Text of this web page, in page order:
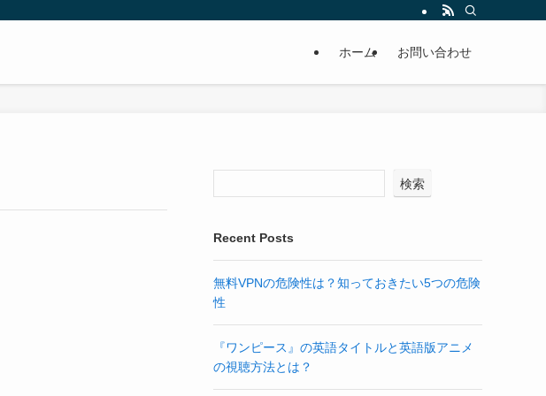
ホーム お問い合わせ
検索
Recent Posts
無料VPNの危険性は？知っておきたい5つの危険
性
『ワンピース』の英語タイトルと英語版アニメ
の視聴方法とは？